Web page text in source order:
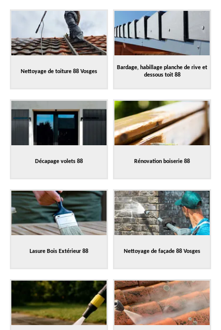
Nettoyage de toiture 88 Vosges
Bardage, habillage planche de rive et
dessous toit 88
Décapage volets 88 Rénovation boiserie 88
Lasure Bois Extérieur 88 Nettoyage de façade 88 Vosges